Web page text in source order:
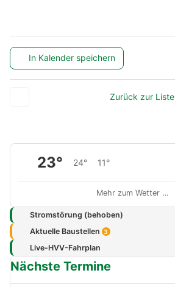
In Kalender speichern
Zurück zur Liste
23° 24° 11°
Mehr zum Wetter …
Stromstörung (behoben)
Aktuelle Baustellen 3
Live-HVV-Fahrplan
Nächste Termine